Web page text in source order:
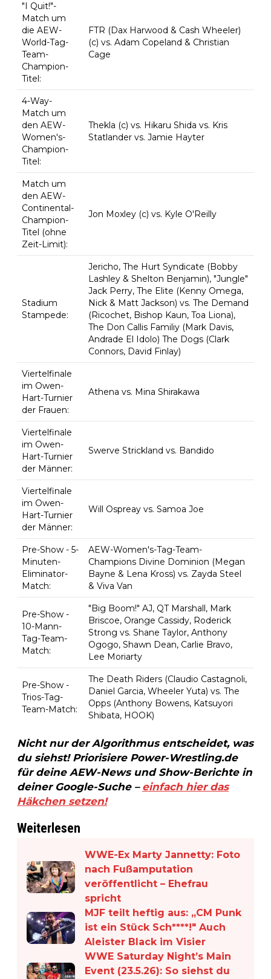
"I Quit!"-
Match um
die AEW-
World-Tag-
Team-
Champion-
Titel:
FTR (Dax Harwood & Cash Wheeler)
(c) vs. Adam Copeland & Christian
Cage
4-Way-
Match um
den AEW-
Women's-
Champion-
Titel:
Thekla (c) vs. Hikaru Shida vs. Kris
Statlander vs. Jamie Hayter
Match um
den AEW-
Continental-
Champion-
Titel (ohne
Zeit-Limit):
Jon Moxley (c) vs. Kyle O'Reilly
Stadium
Stampede:
Jericho, The Hurt Syndicate (Bobby
Lashley & Shelton Benjamin), "Jungle"
Jack Perry, The Elite (Kenny Omega,
Nick & Matt Jackson) vs. The Demand
(Ricochet, Bishop Kaun, Toa Liona),
The Don Callis Familiy (Mark Davis,
Andrade El Idolo) The Dogs (Clark
Connors, David Finlay)
Viertelfinale
im Owen-
Hart-Turnier
der Frauen:
Athena vs. Mina Shirakawa
Viertelfinale
im Owen-
Hart-Turnier
der Männer:
Swerve Strickland vs. Bandido
Viertelfinale
im Owen-
Hart-Turnier
der Männer:
Will Ospreay vs. Samoa Joe
Pre-Show - 5-
Minuten-
Eliminator-
Match:
AEW-Women's-Tag-Team-
Champions Divine Dominion (Megan
Bayne & Lena Kross) vs. Zayda Steel
& Viva Van
Pre-Show -
10-Mann-
Tag-Team-
Match:
"Big Boom!" AJ, QT Marshall, Mark
Briscoe, Orange Cassidy, Roderick
Strong vs. Shane Taylor, Anthony
Ogogo, Shawn Dean, Carlie Bravo,
Lee Moriarty
Pre-Show -
Trios-Tag-
Team-Match:
The Death Riders (Claudio Castagnoli,
Daniel Garcia, Wheeler Yuta) vs. The
Opps (Anthony Bowens, Katsuyori
Shibata, HOOK)
Nicht nur der Algorithmus entscheidet, was
du siehst! Priorisiere Power-Wrestling.de
für deine AEW-News und Show-Berichte in
deiner Google-Suche – einfach hier das
Häkchen setzen!
Weiterlesen
WWE-Ex Marty Jannetty: Foto
nach Fußamputation
veröffentlicht – Ehefrau
spricht
MJF teilt heftig aus: „CM Punk
ist ein Stück Sch****!" Auch
Aleister Black im Visier
WWE Saturday Night’s Main
Event (23.5.26): So siehst du